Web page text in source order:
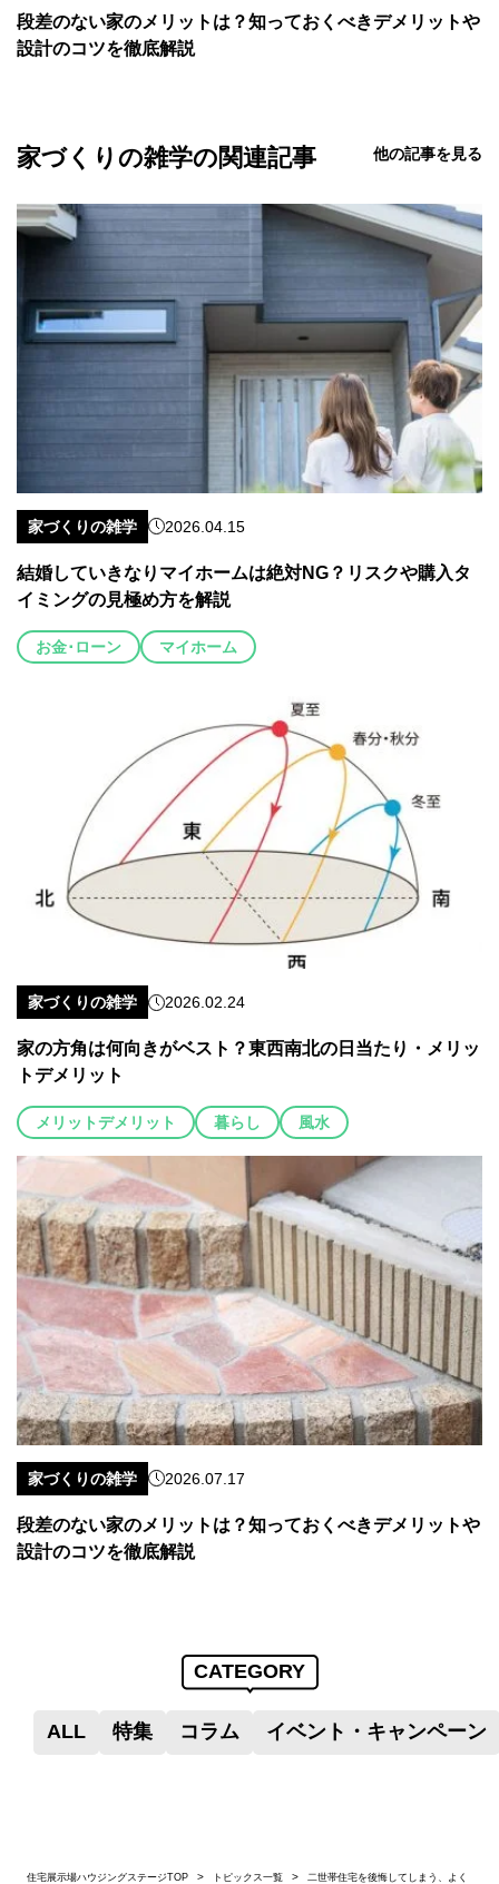
段差のない家のメリットは？知っておくべきデメリットや
設計のコツを徹底解説
家づくりの雑学の関連記事 他の記事を見る
家づくりの雑学 2026.04.15
結婚していきなりマイホームは絶対NG？リスクや購入タ
イミングの見極め方を解説
お金･ローン マイホーム
家づくりの雑学 2026.02.24
家の方角は何向きがベスト？東西南北の日当たり・メリッ
トデメリット
メリットデメリット 暮らし 風水
家づくりの雑学 2026.07.17
段差のない家のメリットは？知っておくべきデメリットや
設計のコツを徹底解説
CATEGORY
ALL 特集 コラム イベント・キャンペーン
住宅展示場ハウジングステージTOP トピックス一覧
二世帯住宅を後悔してしまう、よく